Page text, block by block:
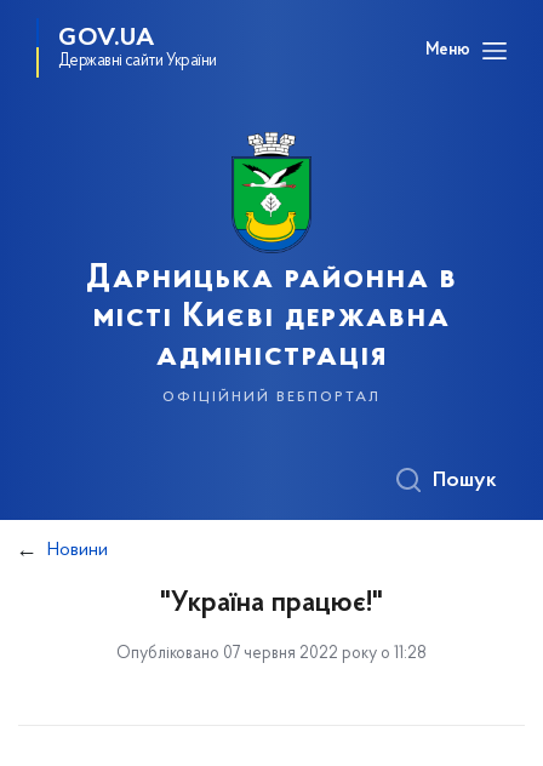
GOV.UA
Державні сайти України
Меню
Дарницька районна в
місті Києві державна
адміністрація
офіційний вебпортал
Пошук
Новини
"Україна працює!"
Опубліковано 07 червня 2022 року о 11:28